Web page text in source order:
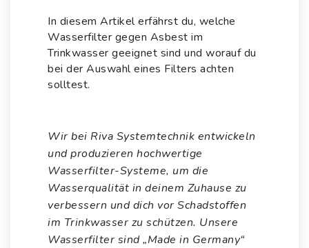
In diesem Artikel erfährst du, welche
Wasserfilter gegen Asbest im
Trinkwasser geeignet sind und worauf du
bei der Auswahl eines Filters achten
solltest.
Wir bei Riva Systemtechnik entwickeln
und produzieren hochwertige
Wasserfilter-Systeme, um die
Wasserqualität in deinem Zuhause zu
verbessern und dich vor Schadstoffen
im Trinkwasser zu schützen. Unsere
Wasserfilter sind „Made in Germany“